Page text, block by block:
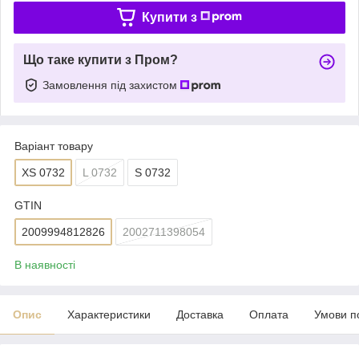
Купити з
Що таке купити з Пром?
Замовлення під захистом
Варіант товару
XS 0732 L 0732 S 0732
GTIN
2009994812826 2002711398054
В наявності
Опис Характеристики Доставка Оплата Умови